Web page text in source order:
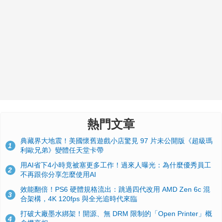
熱門文章
1
典藏界大地震！美國懷舊遊戲小店驚見 97 片未公開版《超級瑪
利歐兄弟》變體任天堂卡帶
2
用AI省下4小時竟被塞更多工作！過來人曝光：為什麼優秀員工
不再跟你分享怎麼使用AI
3
效能翻倍！PS6 硬體規格流出：跳過四代改用 AMD Zen 6c 混
合架構，4K 120fps 與全光追時代來臨
4
打破大廠墨水綁架！開源、無 DRM 限制的「Open Printer」概